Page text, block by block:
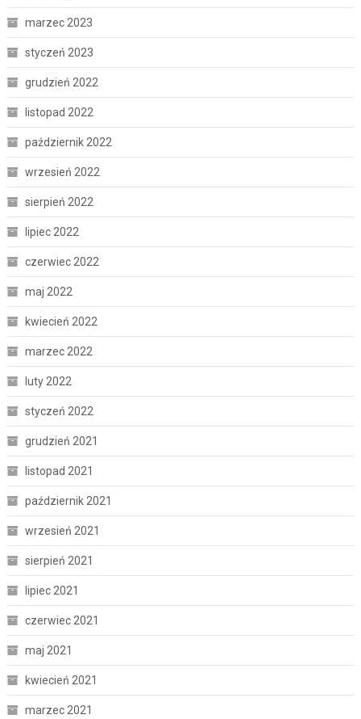
marzec 2023
styczeń 2023
grudzień 2022
listopad 2022
październik 2022
wrzesień 2022
sierpień 2022
lipiec 2022
czerwiec 2022
maj 2022
kwiecień 2022
marzec 2022
luty 2022
styczeń 2022
grudzień 2021
listopad 2021
październik 2021
wrzesień 2021
sierpień 2021
lipiec 2021
czerwiec 2021
maj 2021
kwiecień 2021
marzec 2021